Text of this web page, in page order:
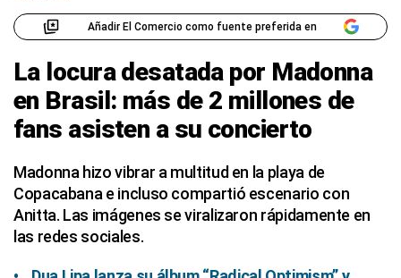
Añadir El Comercio como fuente preferida en
La locura desatada por Madonna
en Brasil: más de 2 millones de
fans asisten a su concierto
Madonna hizo vibrar a multitud en la playa de
Copacabana e incluso compartió escenario con
Anitta. Las imágenes se viralizaron rápidamente en
las redes sociales.